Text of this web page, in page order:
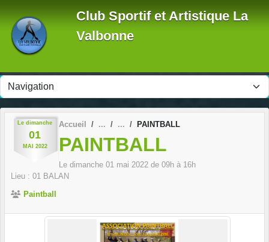
Club Sportif et Artistique La
Valbonne
Le dimanche
01
MAI 2022
Accueil PAINTBALL
PAINTBALL
Le dimanche 01 mai 2022 de 09h à 16h
Lieu : 01 BALAN
Paintball